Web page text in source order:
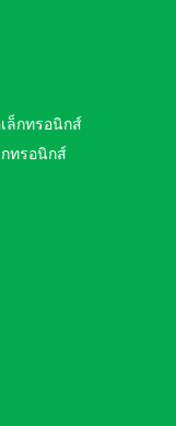
ล็กทรอนิกส์
ทรอนิกส์